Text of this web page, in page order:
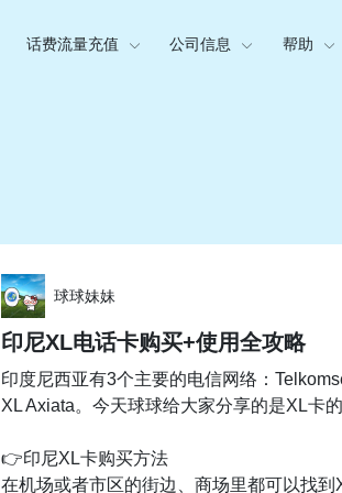
话费流量充值 公司信息 帮助
球球妹妹
印尼XL电话卡购买+使用全攻略
印度尼西亚有3个主要的电信网络：
XL Axiata。今天球球给大家分享的是XL卡的
👉印尼XL卡购买方法
在机场或者市区的街边、商场里都可以找到